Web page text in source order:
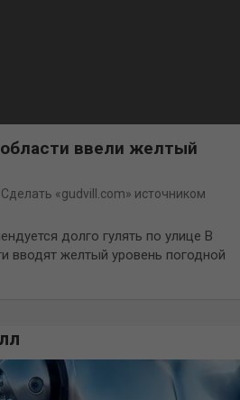
ввели желтый
Сделать «gudvill.com» источником
долго гулять по улице В
вводят желтый уровень погодной